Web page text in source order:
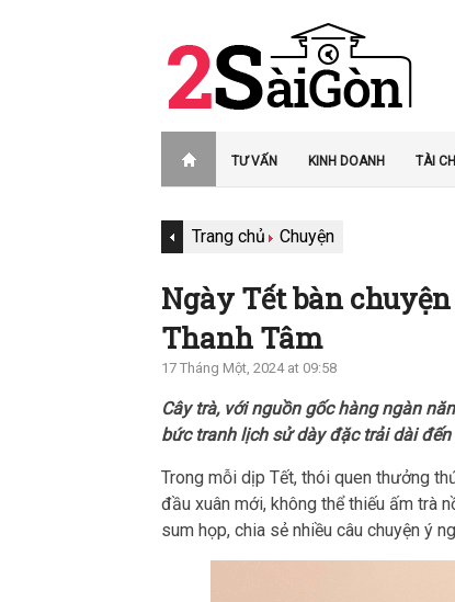
TƯ VẤN KINH DOANH TÀI
Trang chủ Chuyện
Ngày Tết bàn
Thanh Tâm
17 Tháng Một, 2024 at 09:58
Cây trà, với nguồn gốc hàng ngàn
bức tranh lịch sử dày đặc trải dài đến
Trong mỗi dịp Tết, thói quen thưởng
đầu xuân mới, không thể thiếu ấm trà
sum họp, chia sẻ nhiều câu chuyện ý